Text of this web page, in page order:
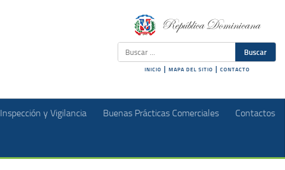
Buscar
INICIO MAPA DEL SITIO CONTACTO
Inspección y Vigilancia Buenas Prácticas Comerciales Contactos